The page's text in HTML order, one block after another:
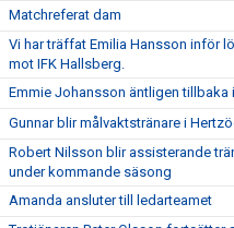
Matchreferat dam
Vi har träffat Emilia Hansson inför
mot IFK Hallsberg.
Emmie Johansson äntligen tillbaka
Gunnar blir målvaktstränare i
Robert Nilsson blir assisterande
under kommande säsong
Amanda ansluter till ledarteamet